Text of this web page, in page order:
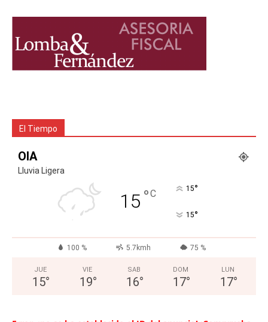
El Tiempo
OIA
Lluvia Ligera
15 °C 15°
15°
100 % 5.7kmh 75 %
JUE
15°
VIE
19°
SAB
16°
DOM
17°
LUN
17°